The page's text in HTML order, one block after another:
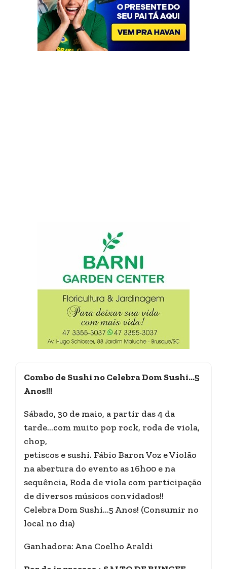
Combo de Sushi no Celebra Dom Sushi…5
Anos!!!
Sábado, 30 de maio, a partir das 4 da
tarde…com muito pop rock, roda de viola,
chop,
petiscos e sushi. Fábio Baron Voz e Violão
na abertura do evento as 16h00 e na
sequência, Roda de viola com participação
de diversos músicos convidados!!
Celebra Dom Sushi…5 Anos! (Consumir no
local no dia)
Ganhadora: Ana Coelho Araldi